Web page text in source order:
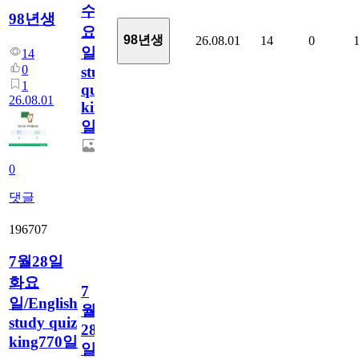
98년생
14
0
1
26.08.01
0
댓글
수
요
일/English
study
quiz
king771
일
98년생 26.08.01 14 0 1
196707
7월28일
화요
일/English
study quiz
king770일
7
월
28
일